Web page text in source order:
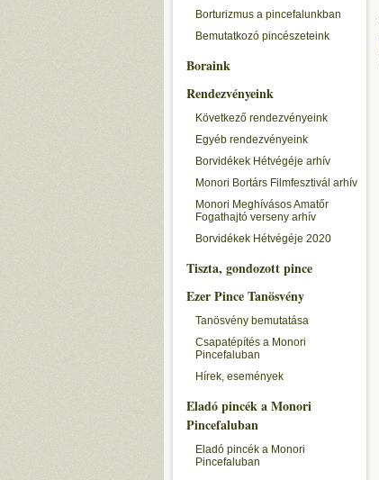
Borturizmus a pincefalunkban
Bemutatkozó pincészeteink
Boraink
Rendezvényeink
Következő rendezvényeink
Egyéb rendezvényeink
Borvidékek Hétvégéje arhív
Monori Bortárs Filmfesztivál arhív
Monori Meghívásos Amatőr
Fogathajtó verseny arhív
Borvidékek Hétvégéje 2020
Tiszta, gondozott pince
Ezer Pince Tanösvény
Tanösvény bemutatása
Csapatépítés a Monori
Pincefaluban
Hírek, események
Eladó pincék a Monori
Pincefaluban
Eladó pincék a Monori
Pincefaluban